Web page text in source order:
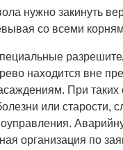
нужно закинуть
со всеми
находится вне
При таких
или старости,
организация по